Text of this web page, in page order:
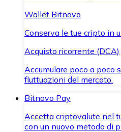
Wallet Bitnovo
Conserva le tue cripto in
Acquisto ricorrente (DCA)
Accumulare poco a poco
fluttuazioni del mercato.
Bitnovo Pay
Accetta criptovalute nel
con un nuovo metodo di